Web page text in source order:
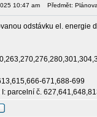
10:47 am Předmět:
odstávku el. energie
671,688-699
I: parcelní č.